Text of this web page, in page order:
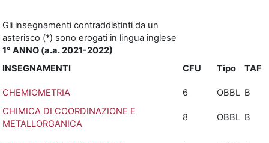
Gli insegnamenti contraddistinti da un
asterisco (*) sono erogati in lingua inglese
1° ANNO (a.a. 2021-2022)
INSEGNAMENTI
CFU Tipo TAF
CHEMIOMETRIA 6 OBBL B
CHIMICA DI COORDINAZIONE E
METALLORGANICA
8 OBBL B